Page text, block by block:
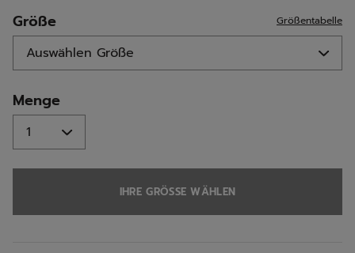
Größe Größentabelle
Menge
IHRE GRÖSSE WÄHLEN